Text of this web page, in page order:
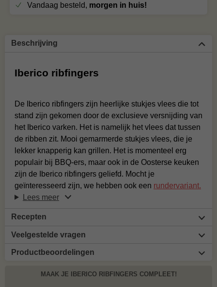
Vandaag besteld, morgen in huis!
Beschrijving
Iberico ribfingers
De Iberico ribfingers zijn heerlijke stukjes vlees die tot
stand zijn gekomen door de exclusieve versnijding van
het Iberico varken. Het is namelijk het vlees dat tussen
de ribben zit. Mooi gemarmerde stukjes vlees, die je
lekker knapperig kan grillen. Het is momenteel erg
populair bij BBQ-ers, maar ook in de Oosterse keuken
zijn de Iberico ribfingers geliefd. Mocht je
geïnteresseerd zijn, we hebben ook een rundervariant.
Lees meer
Recepten
Veelgestelde vragen
Productbeoordelingen
MAAK JE IBERICO RIBFINGERS COMPLEET!